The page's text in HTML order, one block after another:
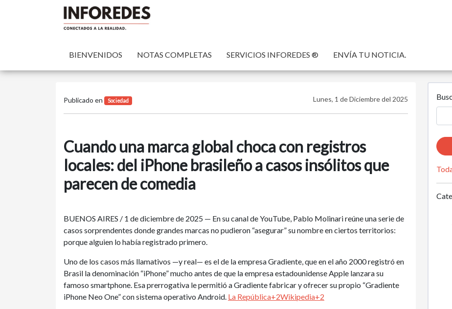
BIENVENIDOS NOTAS COMPLETAS SERVICIOS INFOREDES ® ENVÍA TU NOTICIA.
Publicado en Sociedad Lunes, 1 de Diciembre del 2025
Cuando una marca global choca con registros
locales: del iPhone brasileño a casos insólitos que
parecen de comedia
BUENOS AIRES / 1 de diciembre de 2025 — En su canal de YouTube, Pablo Molinari reúne una serie de
casos sorprendentes donde grandes marcas no pudieron “asegurar” su nombre en ciertos territorios:
porque alguien lo había registrado primero.
Uno de los casos más llamativos —y real— es el de la empresa Gradiente, que en el año 2000 registró en
Brasil la denominación “iPhone” mucho antes de que la empresa estadounidense Apple lanzara su
famoso smartphone. Esa prerrogativa le permitió a Gradiente fabricar y ofrecer su propio “Gradiente
iPhone Neo One” con sistema operativo Android. La República+2Wikipedia+2